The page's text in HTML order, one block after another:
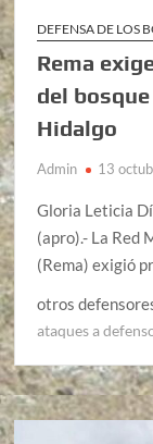
DEFENSA DE LOS
Rema
del
Hidalgo
Admin 13
Gloria Leticia
(apro).- La Red
(Rema) exigió
otros
ataques a